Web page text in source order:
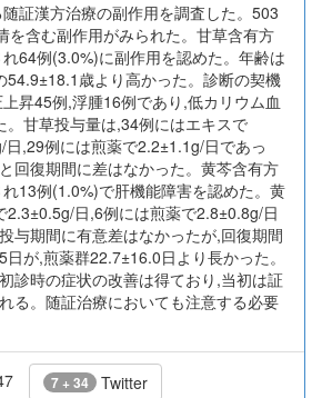
証漢方治療の副作用を調査した。503
を含む副作用がみられた。甘草含有方
64例(3.0%)に副作用を認めた。年齢は
54.9±18.1歳より高かった。診断の契機
昇45例,浮腫16例であり,低カリウム血
。甘草投与量は,34例にはエキスで
,29例には煎薬で2.2±1.1g/日であっ
回復期間に差はなかった。黄芩含有方
13例(1.0%)で肝機能障害を認めた。黄
2.3±0.5g/日,6例には煎薬で2.8±0.8g/日
与期間に有意差はなかったが,回復期間
が,煎薬群22.7±16.0日より長かった。
診時の症状の改善は得ており,当初は証
る。随証治療においても注意する必要
7 + 34 Twitter